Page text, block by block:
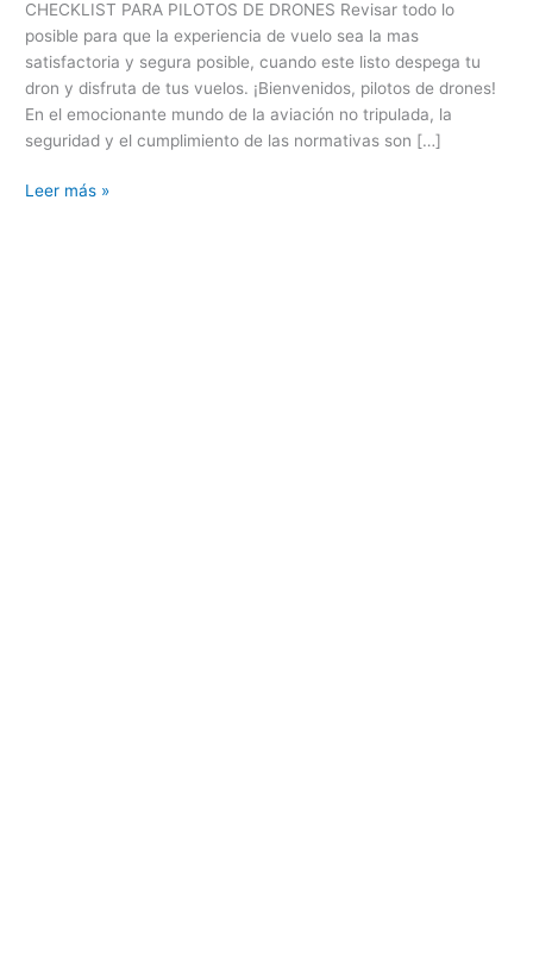
CHECKLIST PARA PILOTOS DE DRONES Revisar todo lo
posible para que la experiencia de vuelo sea la mas
satisfactoria y segura posible, cuando este listo despega tu
dron y disfruta de tus vuelos. ¡Bienvenidos, pilotos de drones!
En el emocionante mundo de la aviación no tripulada, la
seguridad y el cumplimiento de las normativas son […]
Leer más »